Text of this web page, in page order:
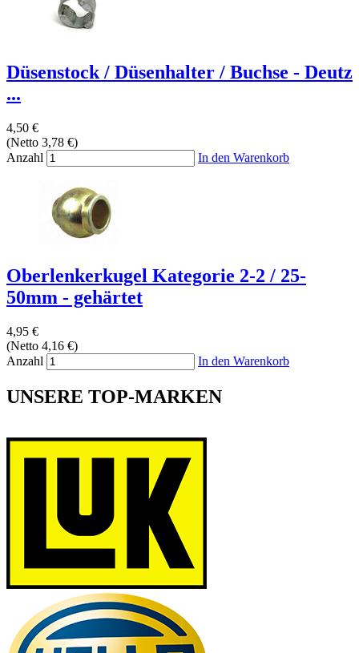
Düsenstock / Düsenhalter / Buchse - Deutz
...
4,50 €
(Netto 3,78 €)
Anzahl
In den Warenkorb
Oberlenkerkugel Kategorie 2-2 / 25-
50mm - gehärtet
4,95 €
(Netto 4,16 €)
Anzahl
In den Warenkorb
UNSERE TOP-MARKEN